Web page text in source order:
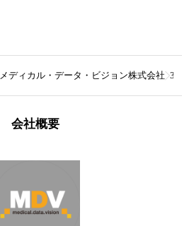
メディカル・データ・ビジョン株式会社 3月
会社概要